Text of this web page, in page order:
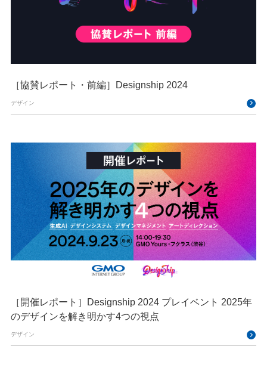
［協賛レポート・前編］Designship 2024
デザイン
［開催レポート］Designship 2024 プレイベント 2025年
のデザインを解き明かす4つの視点
デザイン